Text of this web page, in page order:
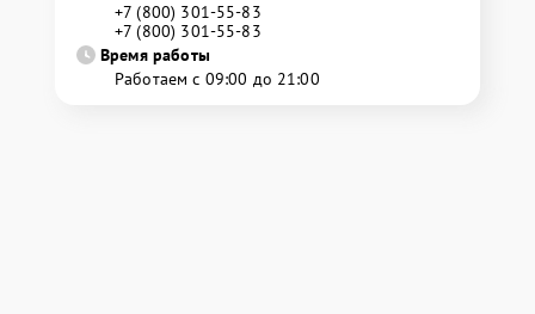
+7 (800) 301-55-83
+7 (800) 301-55-83
Время работы
Работаем с 09:00 до 21:00